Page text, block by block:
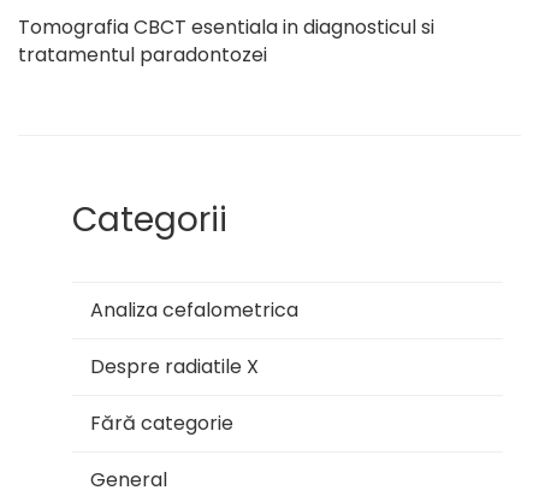
Tomografia CBCT esentiala in diagnosticul si
tratamentul paradontozei
Categorii
Analiza cefalometrica
Despre radiatile X
Fără categorie
General